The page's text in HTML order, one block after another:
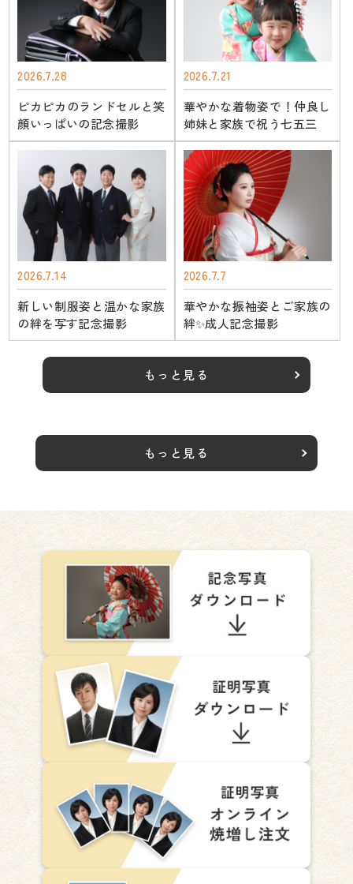
2025年4月25日より駐車場サービス見直しのお知らせ【タ
イムズヨドバシ千葉】
さらにお知らせを見る
2026.7.28
ピカピカのランドセルと笑
顔いっぱいの記念撮影
2026.7.21
華やかな着物姿で！仲良し
姉妹と家族で祝う七五三
2026.7.14
新しい制服姿と温かな家族
の絆を写す記念撮影
2026.7.7
華やかな振袖姿とご家族の
絆✨成人記念撮影
もっと見る
もっと見る